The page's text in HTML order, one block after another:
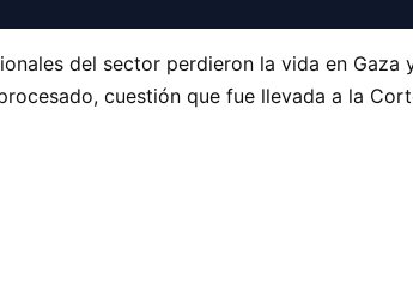
del sector perdieron la vida en
cuestión que fue llevada a la